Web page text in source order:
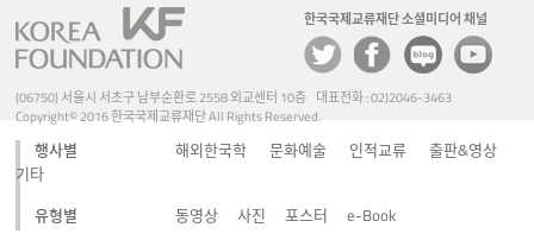
한국국제교류재단 소셜미디어 채널
(06750) 서울시 서초구 남부순환로 2558 외교센터 10층 대표전화 : 02)2046-3463
Copyright© 2016 한국국제교류재단 All Rights Reserved.
행사별 해외한국학 문화예술 인적교류
출판&영상
기타
유형별
동영상 사진 포스터 e-Book